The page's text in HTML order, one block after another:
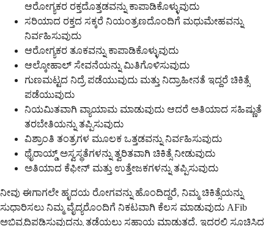
ಆರೋಗ್ಯಕರ ರಕ್ತದೊತ್ತಡವನ್ನು ಕಾಪಾಡಿಕೊಳ್ಳುವುದು
ಸರಿಯಾದ ರಕ್ತದ ಸಕ್ಕರೆ ನಿಯಂತ್ರಣದೊಂದಿಗೆ ಮಧುಮೇಹವನ್ನು
ನಿರ್ವಹಿಸುವುದು
ಆರೋಗ್ಯಕರ ತೂಕವನ್ನು ಕಾಪಾಡಿಕೊಳ್ಳುವುದು
ಆಲ್ಕೋಹಾಲ್ ಸೇವನೆಯನ್ನು ಮಿತಿಗೊಳಿಸುವುದು
ಗುಣಮಟ್ಟದ ನಿದ್ರೆ ಪಡೆಯುವುದು ಮತ್ತು ನಿದ್ರಾಹೀನತೆ ಇದ್ದರೆ ಚಿಕಿತ್ಸೆ
ಪಡೆಯುವುದು
ನಿಯಮಿತವಾಗಿ ವ್ಯಾಯಾಮ ಮಾಡುವುದು ಆದರೆ ಅತಿಯಾದ ಸಹಿಷ್ಣುತೆ
ತರಬೇತಿಯನ್ನು ತಪ್ಪಿಸುವುದು
ವಿಶ್ರಾಂತಿ ತಂತ್ರಗಳ ಮೂಲಕ ಒತ್ತಡವನ್ನು ನಿರ್ವಹಿಸುವುದು
ಥೈರಾಯ್ಡ್ ಅಸ್ವಸ್ಥತೆಗಳನ್ನು ತ್ವರಿತವಾಗಿ ಚಿಕಿತ್ಸೆ ನೀಡುವುದು
ಅತಿಯಾದ ಕೆಫೀನ್ ಮತ್ತು ಉತ್ತೇಜಕಗಳನ್ನು ತಪ್ಪಿಸುವುದು
ನೀವು ಈಗಾಗಲೇ ಹೃದಯ ರೋಗವನ್ನು ಹೊಂದಿದ್ದರೆ, ನಿಮ್ಮ ಚಿಕಿತ್ಸೆಯನ್ನು
ಸುಧಾರಿಸಲು ನಿಮ್ಮ ವೈದ್ಯರೊಂದಿಗೆ ನಿಕಟವಾಗಿ ಕೆಲಸ ಮಾಡುವುದು AFib
ಅಭಿವೃದ್ಧಿಪಡಿಸುವುದನ್ನು ತಡೆಯಲು ಸಹಾಯ ಮಾಡುತ್ತದೆ. ಇದರಲ್ಲಿ ಸೂಚಿಸಿದ